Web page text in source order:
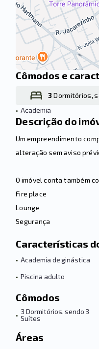
Cômodos e
3Dormitórios,
• Academia
Descrição do
Um empreendimento
alteração sem aviso
O imóvel conta também
Fire place
Lounge
Segurança
Características
• Academia de ginástica
• Piscina adulto
Cômodos
• 3 Dormitórios, sendo 3
Suítes
Áreas